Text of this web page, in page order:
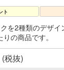
ト
を2種類のデザイ
の商品です。
税抜)